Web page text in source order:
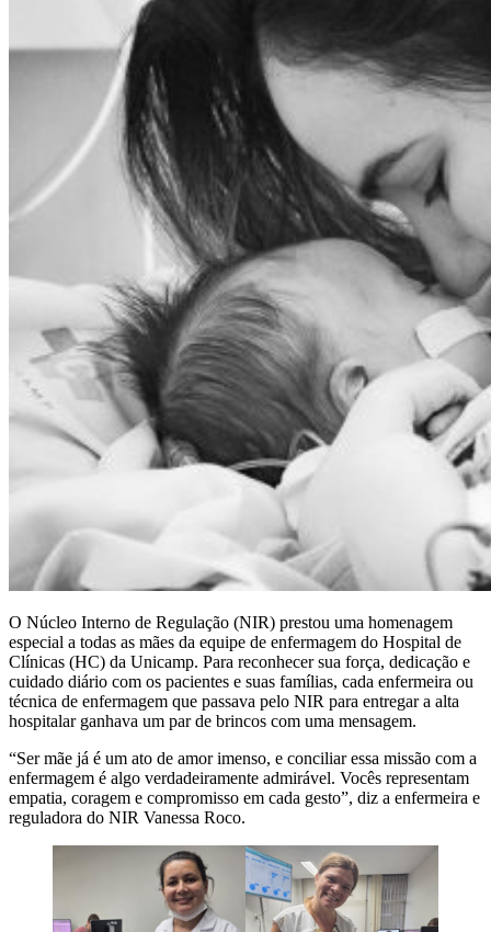
O Núcleo Interno de Regulação (NIR) prestou uma homenagem
especial a todas as mães da equipe de enfermagem do Hospital de
Clínicas (HC) da Unicamp. Para reconhecer sua força, dedicação e
cuidado diário com os pacientes e suas famílias, cada enfermeira ou
técnica de enfermagem que passava pelo NIR para entregar a alta
hospitalar ganhava um par de brincos com uma mensagem.
“Ser mãe já é um ato de amor imenso, e conciliar essa missão com a
enfermagem é algo verdadeiramente admirável. Vocês representam
empatia, coragem e compromisso em cada gesto”, diz a enfermeira e
reguladora do NIR Vanessa Roco.